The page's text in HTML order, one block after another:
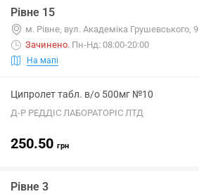
Рівне 15
м. Рівне, вул. Академіка Грушевського, 9
Зачинено. Пн-Нд: 08:00-20:00
На мапі
Ципролет табл. в/о 500мг №10
Д-Р РЕДДІС ЛАБОРАТОРІС ЛТД
250.50 грн
Рівне 3